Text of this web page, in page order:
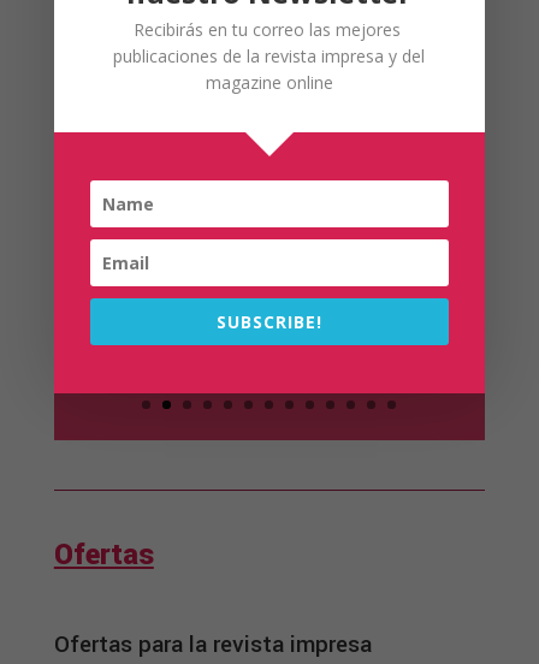
productos Ile España
Los mejores productos para
tus platos preferidos.
Ir
Ofertas
Ofertas para la revista impresa
Recibirás en tu correo las mejores
publicaciones de la revista impresa y del
magazine online
SUBSCRIBE!